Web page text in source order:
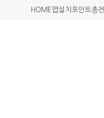
HOME 앱설치 포인트충전